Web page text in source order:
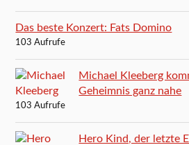
Das beste Konzert: Fats Domino
103 Aufrufe
Michael Kleeberg
Geheimnis ganz nahe
103 Aufrufe
Hero Kind, der letzte